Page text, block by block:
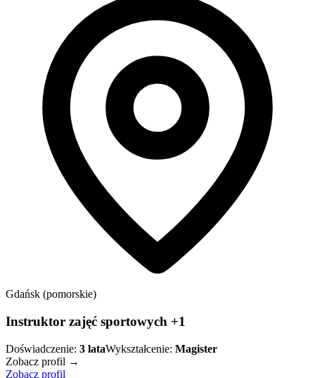
Gdańsk (pomorskie)
Instruktor zajęć sportowych +1
Doświadczenie: 3 lataWykształcenie: Magister
Zobacz profil →
Zobacz profil